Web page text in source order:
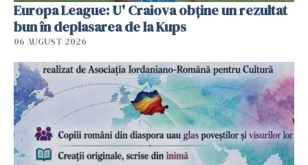
Europa League: U' Craiova obține un rezultat
bun în deplasarea de la Kups
06 AUGUST 2026